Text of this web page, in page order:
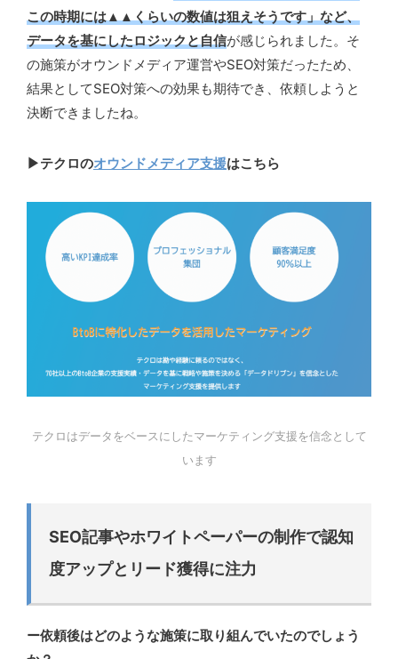
この時期には▲▲くらいの数値は狙えそうです」など、
データを基にしたロジックと自信が感じられました。そ
の施策がオウンドメディア運営やSEO対策だったため、
結果としてSEO対策への効果も期待でき、依頼しようと
決断できましたね。
▶テクロのオウンドメディア支援はこちら
テクロはデータをベースにしたマーケティング支援を信念として
います
SEO記事やホワイトペーパーの制作で認知
度アップとリード獲得に注力
ー依頼後はどのような施策に取り組んでいたのでしょう